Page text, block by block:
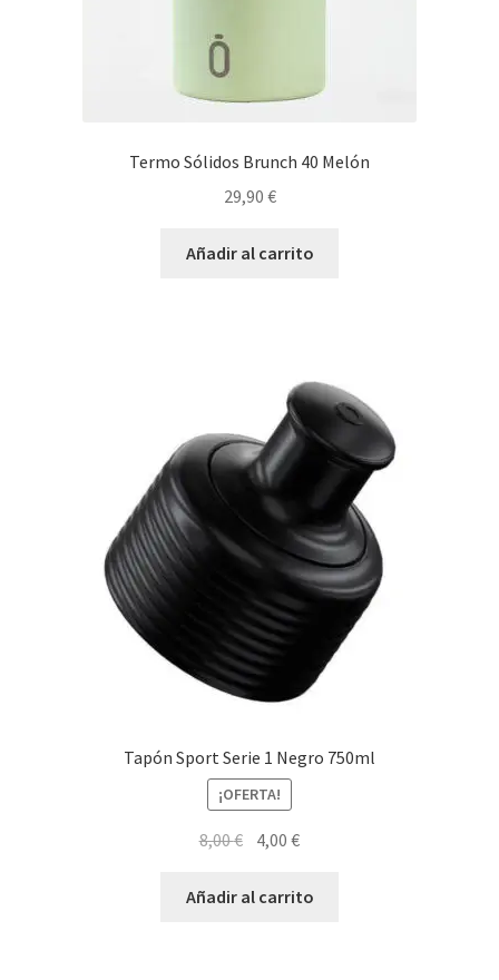
Termo Sólidos Brunch 40 Melón
29,90 €
Añadir al carrito
Tapón Sport Serie 1 Negro 750ml
¡OFERTA!
8,00€ El
original
4,00€El
actual
Añadir al carrito